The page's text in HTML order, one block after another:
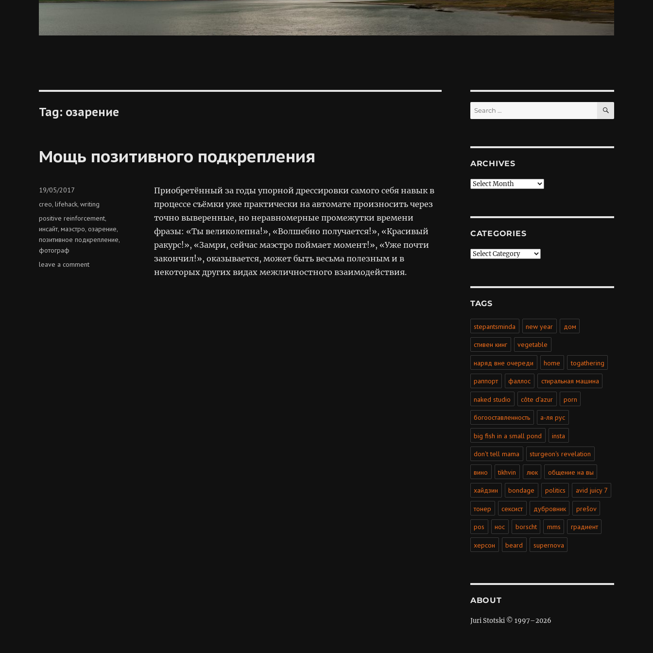
Tag: озарение
Мощь позитивного подкрепления
Приобретённый за годы упорной дрессировки самого себя навык в
процессе съёмки уже практически на автомате произносить через
точно выверенные, но неравномерные промежутки времени
фразы: «Ты великолепна!», «Волшебно получается!», «Красивый
ракурс!», «Замри, сейчас маэстро поймает момент!», «Уже почти
закончил!», оказывается, может быть весьма полезным и в
некоторых других видах межличностного взаимодействия.
Posted
19/05/2017
Categories
creo,lifehack,writing
Tags
positive reinforcement,
инсайт,маэстро,озарение,
позитивное подкрепление,
фотограф
leave a commenton
Search
for:
SEARCH
ARCHIVES
Archives
CATEGORIES
Categories
TAGS
stepantsminda new year дом
стивен кинг vegetable
наряд вне очереди home togathering
раппорт фаллос стиральная машина
naked studio côte d'azur porn
богооставленность а-ля рус
big fish in a small pond insta
don't tell mama sturgeon's revelation
вино tikhvin люк общение на вы
хайдзин bondage politics avid juicy 7
тонер сексист дубровник prešov
pos нос borscht mms градиент
херсон beard supernova
ABOUT
Juri Stotski © 1997–2026